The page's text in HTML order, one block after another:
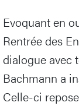
Evoquant en
Rentrée des
dialogue avec
Bachmann a
Celle-ci